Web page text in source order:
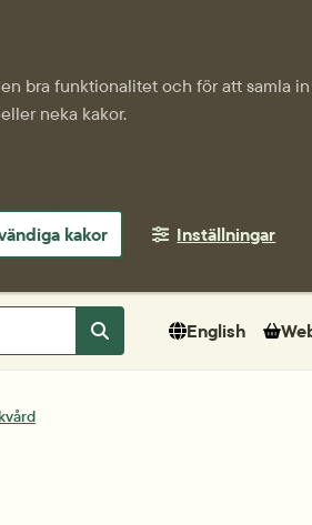
bra funktionalitet och för att samla
neka kakor.
kakor Inställningar
Sök
English